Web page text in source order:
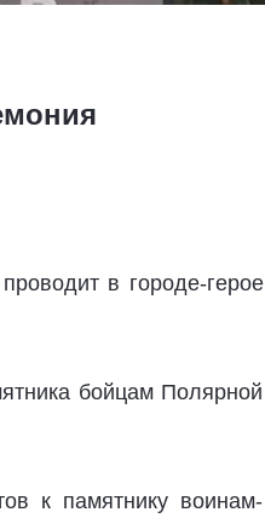
в городе-герое
бойцам Полярной
к памятнику воинам-